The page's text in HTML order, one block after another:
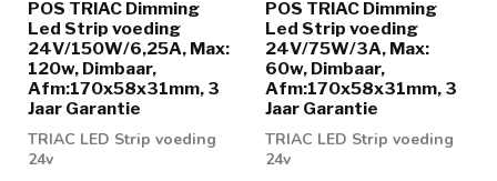
POS TRIAC Dimming
Led Strip voeding
24V/150W/6,25A, Max:
120w, Dimbaar,
Afm:170x58x31mm, 3
Jaar Garantie
TRIAC LED Strip voeding
24v
POS TRIAC Dimming
Led Strip voeding
24V/75W/3A, Max:
60w, Dimbaar,
Afm:170x58x31mm, 3
Jaar Garantie
TRIAC LED Strip voeding
24v